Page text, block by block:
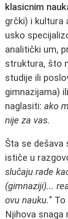
klasicnim
grčki) i kultura
usko
analitički um,
struktura, što
studije ili
gimnazijama)
naglasiti: ako
nije za vas.
Šta se dešava
ističe u
slučaju rade
(gimnaziji)...
ovu nauku."
Njihova snaga